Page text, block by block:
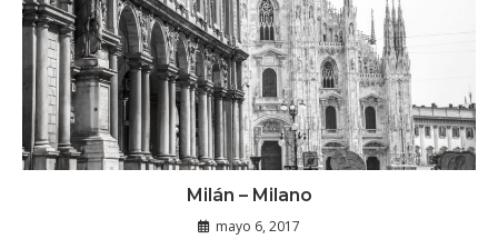
Milán – Milano
mayo 6, 2017